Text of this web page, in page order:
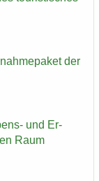
der
und Er­
Raum